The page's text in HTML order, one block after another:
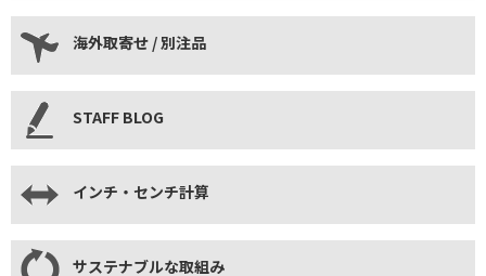
海外取寄せ / 別注品
STAFF BLOG
インチ・センチ計算
サステナブルな取組み